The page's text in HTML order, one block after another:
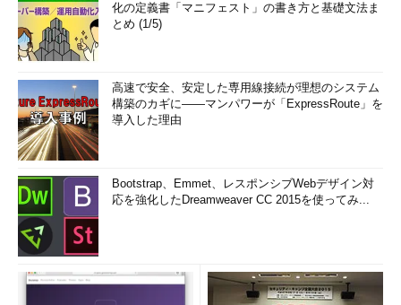
化の定義書「マニフェスト」の書き方と基礎文法ま
とめ (1/5)
高速で安全、安定した専用線接続が理想のシステム
構築のカギに――マンパワーが「ExpressRoute」を
導入した理由
Bootstrap、Emmet、レスポンシブWebデザイン対
応を強化したDreamweaver CC 2015を使ってみ...